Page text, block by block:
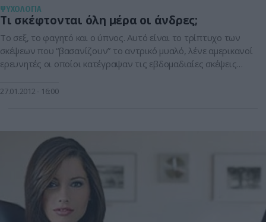
ΨΥΧΟΛΟΓΙΑ
Τι σκέφτονται όλη μέρα οι άνδρες;
Το σεξ, το φαγητό και ο ύπνος. Αυτό είναι το τρίπτυχο των
σκέψεων που “βασανίζουν” το αντρικό μυαλό, λένε αμερικανοί
ερευνητές οι οποίοι κατέγραψαν τις εβδομαδιαίες σκέψεις
προκαλούν έκπληξη, διότι ναι μεν οι άντρες σκέφονται συχνά
27.01.2012 16:00